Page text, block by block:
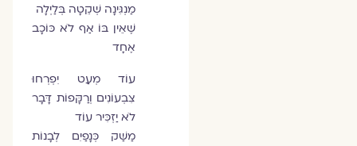
מַנְגִּינָה שְׁקֵטָה בְּלַיְלָה
שֶׁאֵין בּוֹ אַף לֹא כּוֹכָב
אֶחָד
עוֹד מְעַט יִפְרְחוּ
צִבְעוֹנִים וְרַקָּפוֹת דָּבָר
לֹא יַזְכִּיר עוֹד
מַשַּׁק כְּנָפַיִם לְבָנוֹת